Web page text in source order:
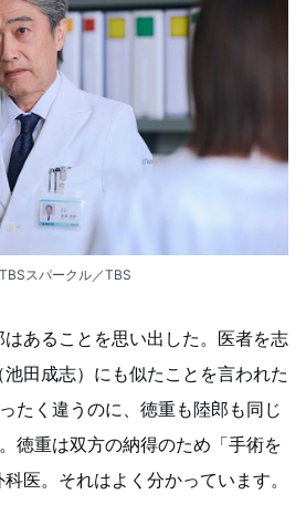
スパークル／TBS
あることを思い出した。医者を志
田成志）にも似たことを言われた
たく違うのに、徳重も陸郎も同じ
徳重は双方の納得のため「手術を
医。それはよく分かっています。